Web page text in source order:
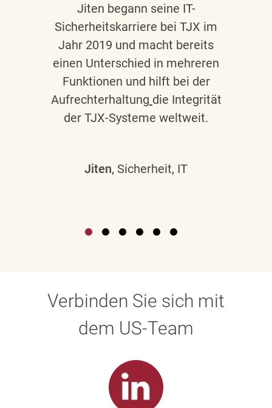
Jiten begann seine IT-
Sicherheitskarriere bei TJX im
Jahr 2019 und macht bereits
einen Unterschied in mehreren
Funktionen und hilft bei der
Aufrechterhaltung die Integrität
der TJX-Systeme weltweit.
Jiten, Sicherheit, IT
Verbinden Sie sich mit
dem US-Team